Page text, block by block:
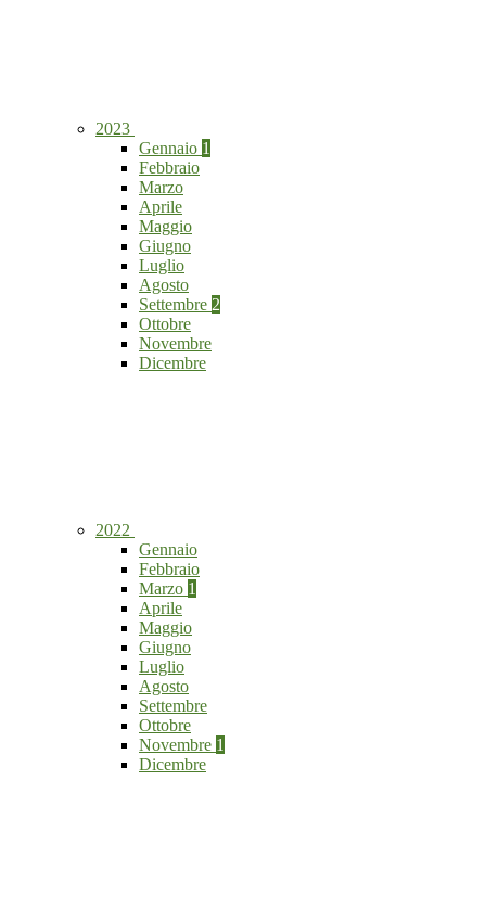
2023
Gennaio 1
Febbraio
Marzo
Aprile
Maggio
Giugno
Luglio
Agosto
Settembre 2
Ottobre
Novembre
Dicembre
2022
Gennaio
Febbraio
Marzo 1
Aprile
Maggio
Giugno
Luglio
Agosto
Settembre
Ottobre
Novembre 1
Dicembre